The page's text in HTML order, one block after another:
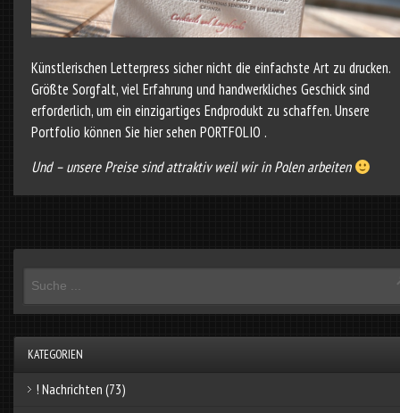
Künstlerischen Letterpress sicher nicht die einfachste Art zu drucken.
Größte Sorgfalt, viel Erfahrung und hand­werkliches Geschick sind
erforderlich, um ein einzigartiges Endprodukt zu schaffen. Unsere
Portfolio können Sie hier sehen PORTFOLIO .
Und – unsere Preise sind attraktiv weil wir in Polen arbeiten
KATEGORIEN
! Nachrichten (73)